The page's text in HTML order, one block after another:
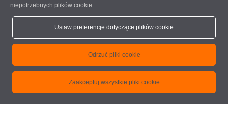
Urządzenie chłodzące Green-line do szafy sterowniczej z obniżonym
zużyciem energii
Czytnik kodów kreskowych
Kabina ochronna, opcjonalnie z zamknięciem dookoła
Prawy referencyjny ogranicznik materiału do przykładania elementów
z obróbką nadmiarowych długości
Dodatkowy ogranicznik do obróbki nadmiarowych długości po lewej
stronie
niepotrzebnych plików cookie.
Ustaw preferencje dotyczące plików cookie
Odrzuć pliki cookie
Zaakceptuj wszystkie pliki cookie